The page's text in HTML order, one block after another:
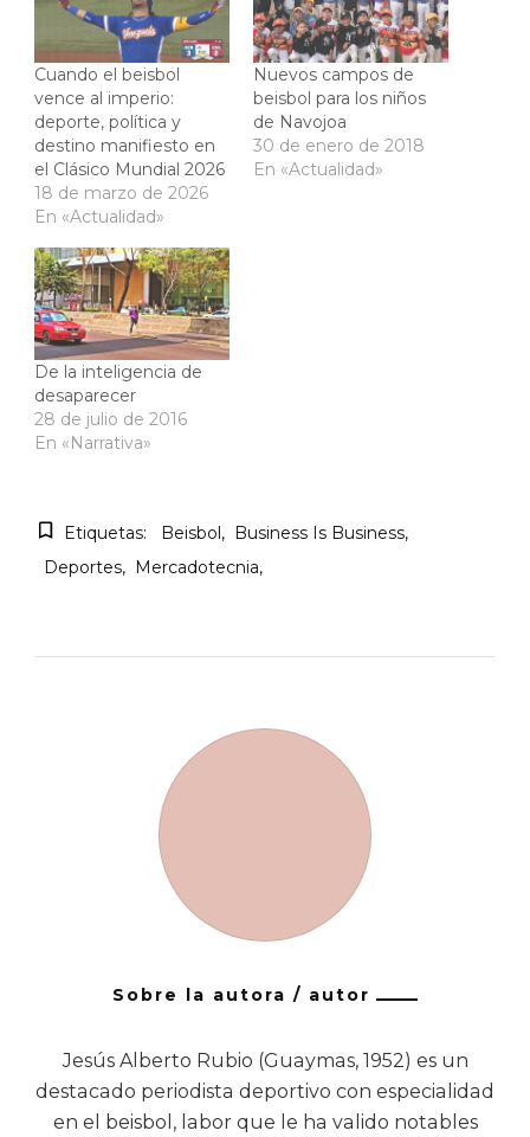
Cuando el beisbol
vence al imperio:
deporte, política y
destino manifiesto en
el Clásico Mundial 2026
18 de marzo de 2026
En «Actualidad»
Nuevos campos de
beisbol para los niños
de Navojoa
30 de enero de 2018
En «Actualidad»
De la inteligencia de
desaparecer
28 de julio de 2016
En «Narrativa»
Etiquetas: Beisbol
Business Is Business
Deportes
Mercadotecnia
Sobre la autora / autor
Jesús Alberto Rubio (Guaymas, 1952) es un
destacado periodista deportivo con especialidad
en el beisbol, labor que le ha valido notables